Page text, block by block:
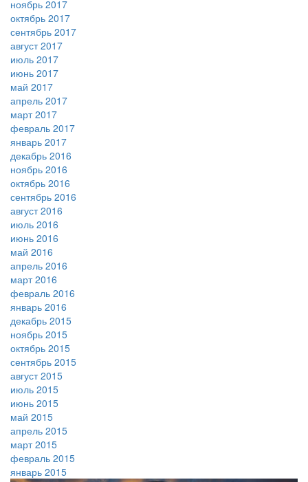
ноябрь 2017
октябрь 2017
сентябрь 2017
август 2017
июль 2017
июнь 2017
май 2017
апрель 2017
март 2017
февраль 2017
январь 2017
декабрь 2016
ноябрь 2016
октябрь 2016
сентябрь 2016
август 2016
июль 2016
июнь 2016
май 2016
апрель 2016
март 2016
февраль 2016
январь 2016
декабрь 2015
ноябрь 2015
октябрь 2015
сентябрь 2015
август 2015
июль 2015
июнь 2015
май 2015
апрель 2015
март 2015
февраль 2015
январь 2015